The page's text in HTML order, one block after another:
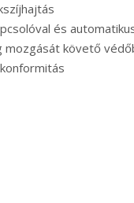
és
követő